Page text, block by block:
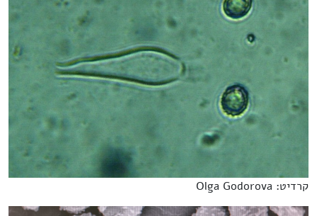
קרדיט: Olga Godorova